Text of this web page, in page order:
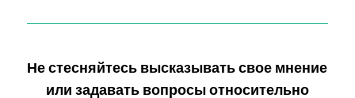
Не стесняйтесь высказывать свое мнение
или задавать вопросы относительно